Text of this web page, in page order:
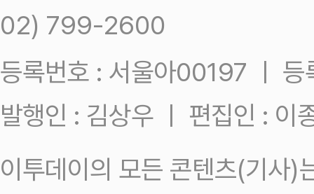
02) 799-2600
등록번호 : 서울아00197 ㅣ
발행인 : 김상우 ㅣ 편집인 : 이
이투데이의 모든 콘텐츠(기사)